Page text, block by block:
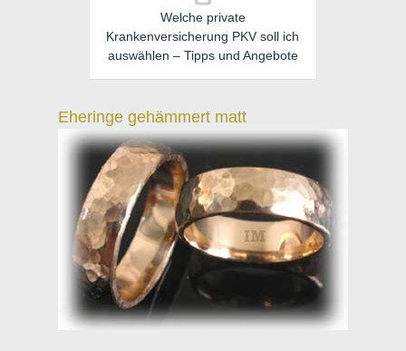
Welche private
Krankenversicherung PKV soll ich
auswählen – Tipps und Angebote
Eheringe gehämmert matt